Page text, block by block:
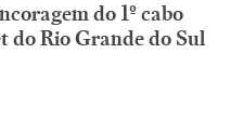
do 1º cabo
do Rio Grande do Sul